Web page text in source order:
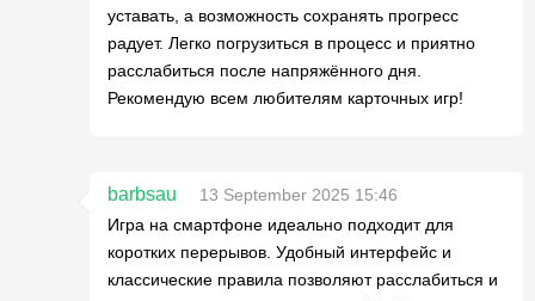
уставать, а возможность сохранять прогресс
радует. Легко погрузиться в процесс и приятно
расслабиться после напряжённого дня.
Рекомендую всем любителям карточных игр!
barbsau
13 September 2025 15:46
Игра на смартфоне идеально подходит для
коротких перерывов. Удобный интерфейс и
классические правила позволяют расслабиться и